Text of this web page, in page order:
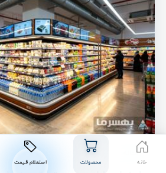
مقاله
خانه محصولات استعلام قیمت